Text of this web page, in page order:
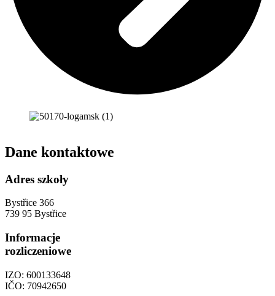
Dane kontaktowe
Adres szkoły
Bystřice 366
739 95 Bystřice
Informacje
rozliczeniowe
IZO: 600133648
IČO: 70942650